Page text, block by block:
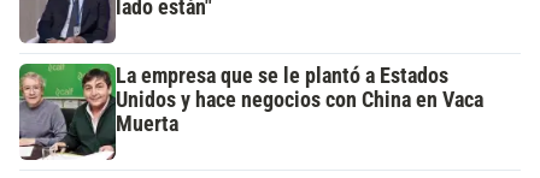
lado están"
La empresa que se le plantó a Estados
Unidos y hace negocios con China en Vaca
Muerta